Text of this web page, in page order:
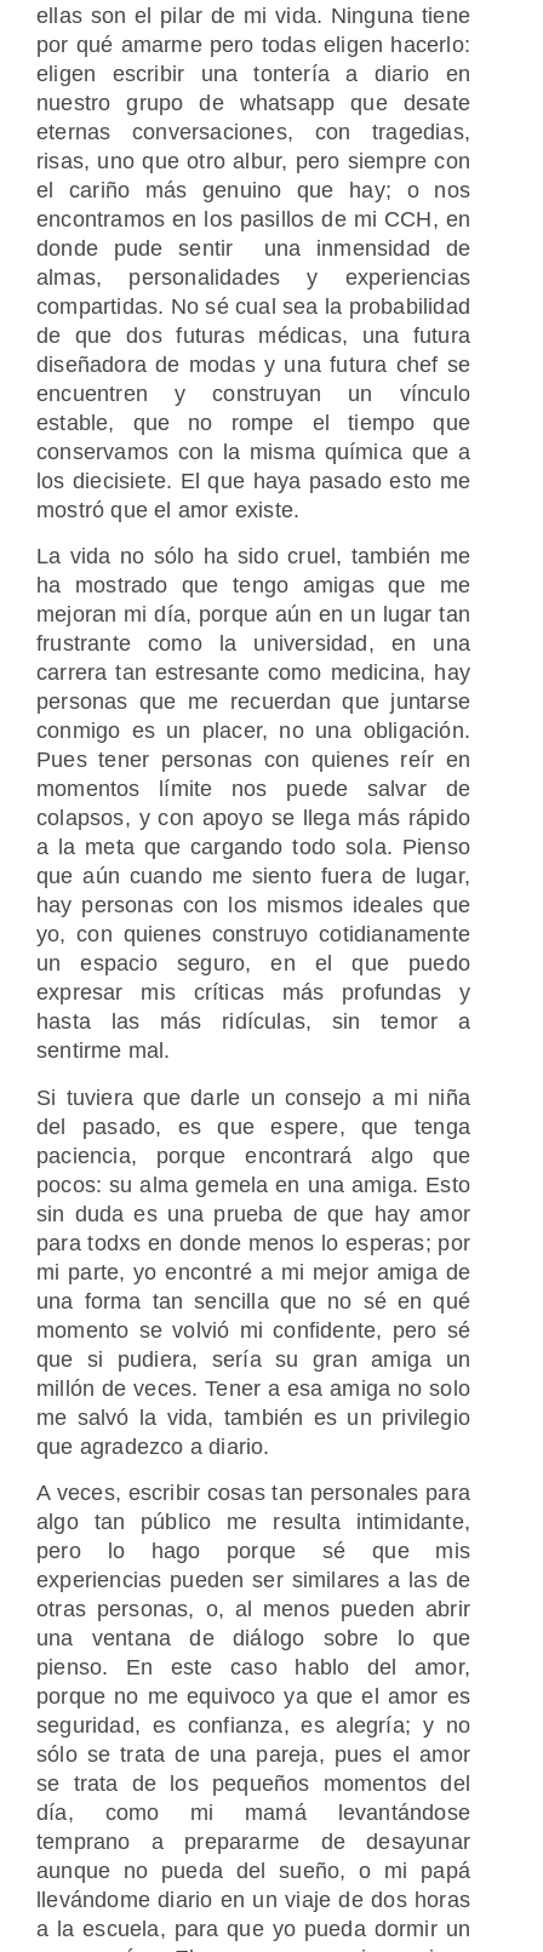
ellas son el pilar de mi vida. Ninguna tiene
por qué amarme pero todas eligen hacerlo:
eligen escribir una tontería a diario en
nuestro grupo de whatsapp que desate
eternas conversaciones, con tragedias,
risas, uno que otro albur, pero siempre con
el cariño más genuino que hay; o nos
encontramos en los pasillos de mi CCH, en
donde pude sentir una inmensidad de
almas, personalidades y experiencias
compartidas. No sé cual sea la probabilidad
de que dos futuras médicas, una futura
diseñadora de modas y una futura chef se
encuentren y construyan un vínculo
estable, que no rompe el tiempo que
conservamos con la misma química que a
los diecisiete. El que haya pasado esto me
mostró que el amor existe.
La vida no sólo ha sido cruel, también me
ha mostrado que tengo amigas que me
mejoran mi día, porque aún en un lugar tan
frustrante como la universidad, en una
carrera tan estresante como medicina, hay
personas que me recuerdan que juntarse
conmigo es un placer, no una obligación.
Pues tener personas con quienes reír en
momentos límite nos puede salvar de
colapsos, y con apoyo se llega más rápido
a la meta que cargando todo sola. Pienso
que aún cuando me siento fuera de lugar,
hay personas con los mismos ideales que
yo, con quienes construyo cotidianamente
un espacio seguro, en el que puedo
expresar mis críticas más profundas y
hasta las más ridículas, sin temor a
sentirme mal.
Si tuviera que darle un consejo a mi niña
del pasado, es que espere, que tenga
paciencia, porque encontrará algo que
pocos: su alma gemela en una amiga. Esto
sin duda es una prueba de que hay amor
para todxs en donde menos lo esperas; por
mi parte, yo encontré a mi mejor amiga de
una forma tan sencilla que no sé en qué
momento se volvió mi confidente, pero sé
que si pudiera, sería su gran amiga un
millón de veces. Tener a esa amiga no solo
me salvó la vida, también es un privilegio
que agradezco a diario.
A veces, escribir cosas tan personales para
algo tan público me resulta intimidante,
pero lo hago porque sé que mis
experiencias pueden ser similares a las de
otras personas, o, al menos pueden abrir
una ventana de diálogo sobre lo que
pienso. En este caso hablo del amor,
porque no me equivoco ya que el amor es
seguridad, es confianza, es alegría; y no
sólo se trata de una pareja, pues el amor
se trata de los pequeños momentos del
día, como mi mamá levantándose
temprano a prepararme de desayunar
aunque no pueda del sueño, o mi papá
llevándome diario en un viaje de dos horas
a la escuela, para que yo pueda dormir un